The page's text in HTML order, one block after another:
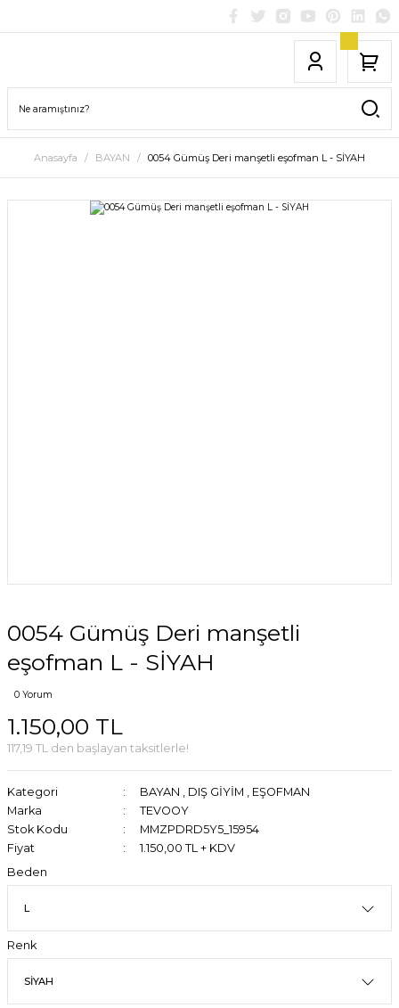
Anasayfa BAYAN 0054 Gümüş Deri manşetli eşofman L - SİYAH
0054 Gümüş Deri manşetli
eşofman L - SİYAH
0 Yorum
1.150,00 TL
117,19 TL den başlayan taksitlerle!
Kategori BAYAN , DIŞ GİYİM , EŞOFMAN
Marka
TEVOOY
Stok Kodu
MMZPDRD5Y5_15954
Fiyat
1.150,00 TL + KDV
Beden
Renk